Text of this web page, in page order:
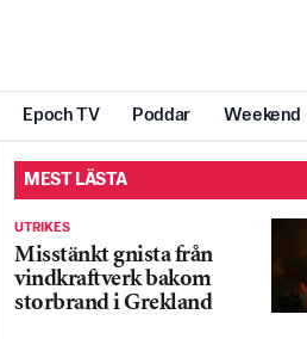
Epoch TV Poddar Weekend
MEST LÄSTA
UTRIKES
Misstänkt gnista från
vindkraftverk bakom
storbrand i Grekland